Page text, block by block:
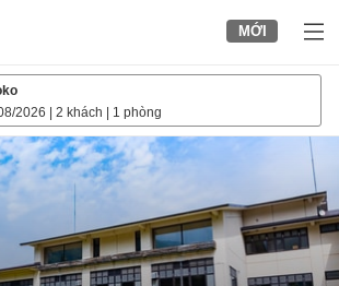
MỚI
2026 2 khách 1 phòng